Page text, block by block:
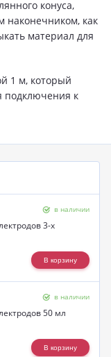
конуса,
как
материал для
1 м, который
подключения к
в наличии
3-х
в наличии
50 мл